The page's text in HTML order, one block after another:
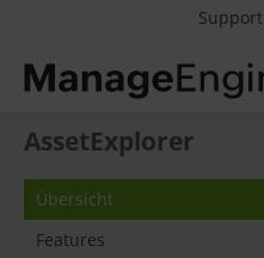
Support
AssetExplorer
Übersicht
Features